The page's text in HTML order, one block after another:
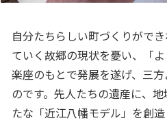
自分たちらしい町づくりがで
ていく故郷の現状を憂い、「
楽座のもとで発展を遂げ、三
のです。先人たちの遺産に、
たな「近江八幡モデル」を創造